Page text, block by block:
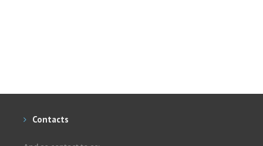
Contacts